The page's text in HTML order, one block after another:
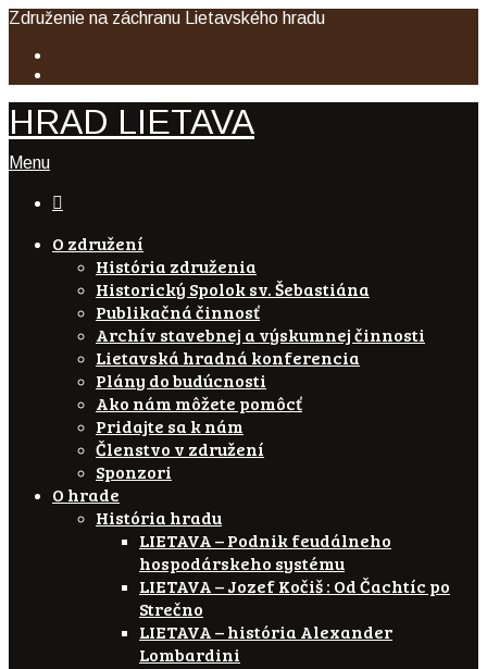
Združenie na záchranu Lietavského hradu
HRAD LIETAVA
Menu

O združení
História združenia
Historický Spolok sv. Šebastiána
Publikačná činnosť
Archív stavebnej a výskumnej činnosti
Lietavská hradná konferencia
Plány do budúcnosti
Ako nám môžete pomôcť
Pridajte sa k nám
Členstvo v združení
Sponzori
O hrade
História hradu
LIETAVA – Podnik feudálneho
hospodárskeho systému
LIETAVA – Jozef Kočiš : Od Čachtíc po
Strečno
LIETAVA – história Alexander
Lombardini